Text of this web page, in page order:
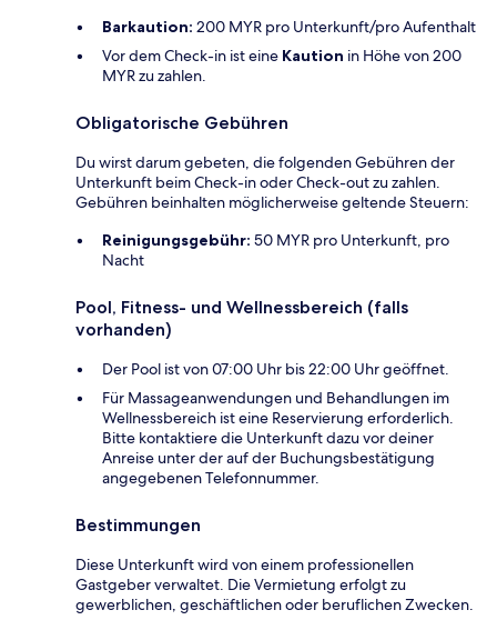
Barkaution: 200 MYR pro Unterkunft/pro Aufenthalt
Vor dem Check-in ist eine Kaution in Höhe von 200
MYR zu zahlen.
Obligatorische Gebühren
Du wirst darum gebeten, die folgenden Gebühren der
Unterkunft beim Check-in oder Check-out zu zahlen.
Gebühren beinhalten möglicherweise geltende Steuern:
Reinigungsgebühr: 50 MYR pro Unterkunft, pro
Nacht
Pool, Fitness- und Wellnessbereich (falls
vorhanden)
Der Pool ist von 07:00 Uhr bis 22:00 Uhr geöffnet.
Für Massageanwendungen und Behandlungen im
Wellnessbereich ist eine Reservierung erforderlich.
Bitte kontaktiere die Unterkunft dazu vor deiner
Anreise unter der auf der Buchungsbestätigung
angegebenen Telefonnummer.
Bestimmungen
Diese Unterkunft wird von einem professionellen
Gastgeber verwaltet. Die Vermietung erfolgt zu
gewerblichen, geschäftlichen oder beruflichen Zwecken.